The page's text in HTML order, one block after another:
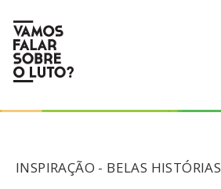
INSPIRAÇÃO - BELAS HISTÓRIAS